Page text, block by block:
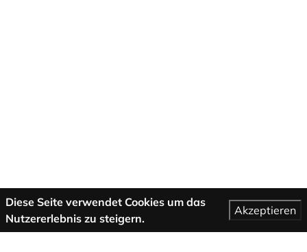
Diese Seite verwendet Cookies um das
Nutzererlebnis zu steigern.
Akzeptieren